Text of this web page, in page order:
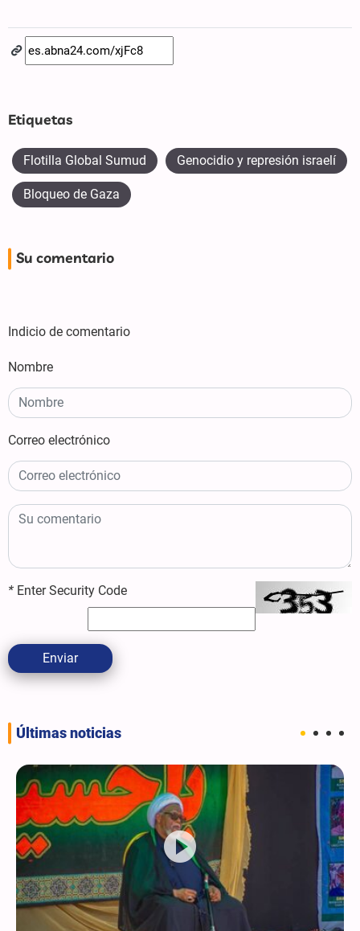
Etiquetas
Flotilla Global Sumud Genocidio y represión israelí
Bloqueo de Gaza
Su comentario
Indicio de comentario
Nombre
Correo electrónico
* Enter Security Code
Enviar
Últimas noticias